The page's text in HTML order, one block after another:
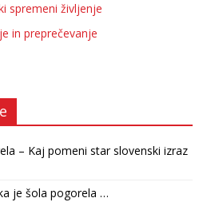
spremeni življenje
in preprečevanje
– Kaj pomeni star slovenski izraz
je šola pogorela …